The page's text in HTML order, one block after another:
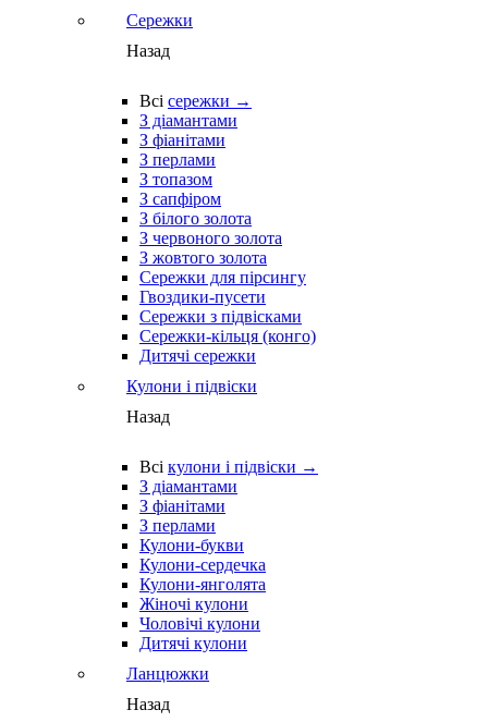
Сережки
Назад
Всі сережки →
З діамантами
З фіанітами
З перлами
З топазом
З сапфіром
З білого золота
З червоного золота
З жовтого золота
Сережки для пірсингу
Гвоздики-пусети
Сережки з підвісками
Сережки-кільця (конго)
Дитячі сережки
Кулони і підвіски
Назад
Всі кулони і підвіски →
З діамантами
З фіанітами
З перлами
Кулони-букви
Кулони-сердечка
Кулони-янголята
Жіночі кулони
Чоловічі кулони
Дитячі кулони
Ланцюжки
Назад